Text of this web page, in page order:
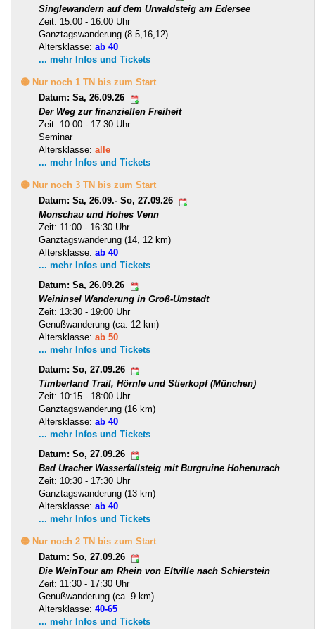
Singlewandern auf dem Urwaldsteig am Edersee
Zeit: 15:00 - 16:00 Uhr
Ganztagswanderung (8.5,16,12)
Altersklasse: ab 40
... mehr Infos und Tickets
🟡 Nur noch 1 TN bis zum Start
Datum: Sa, 26.09.26
Der Weg zur finanziellen Freiheit
Zeit: 10:00 - 17:30 Uhr
Seminar
Altersklasse: alle
... mehr Infos und Tickets
🟡 Nur noch 3 TN bis zum Start
Datum: Sa, 26.09.- So, 27.09.26
Monschau und Hohes Venn
Zeit: 11:00 - 16:30 Uhr
Ganztagswanderung (14, 12 km)
Altersklasse: ab 40
... mehr Infos und Tickets
Datum: Sa, 26.09.26
Weininsel Wanderung in Groß-Umstadt
Zeit: 13:30 - 19:00 Uhr
Genußwanderung (ca. 12 km)
Altersklasse: ab 50
... mehr Infos und Tickets
Datum: So, 27.09.26
Timberland Trail, Hörnle und Stierkopf (München)
Zeit: 10:15 - 18:00 Uhr
Ganztagswanderung (16 km)
Altersklasse: ab 40
... mehr Infos und Tickets
Datum: So, 27.09.26
Bad Uracher Wasserfallsteig mit Burgruine Hohenurach
Zeit: 10:30 - 17:30 Uhr
Ganztagswanderung (13 km)
Altersklasse: ab 40
... mehr Infos und Tickets
🟡 Nur noch 2 TN bis zum Start
Datum: So, 27.09.26
Die WeinTour am Rhein von Eltville nach Schierstein
Zeit: 11:30 - 17:30 Uhr
Genußwanderung (ca. 9 km)
Altersklasse: 40-65
... mehr Infos und Tickets